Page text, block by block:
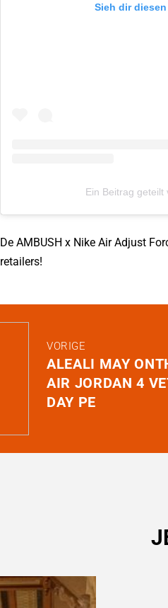
Sieh dir
Ein Beitrag geteilt
De AMBUSH x Nike Air Adjust
retailers!
VORIGE
ALEALI MAY
AIR JORDAN 4
DAY PE